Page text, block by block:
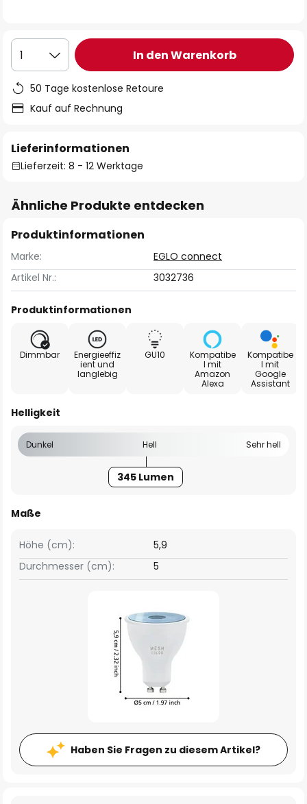
1 In den Warenkorb
50 Tage kostenlose Retoure
Kauf auf Rechnung
Lieferinformationen
Lieferzeit: 8 - 12 Werktage
Ähnliche Produkte entdecken
Produktinformationen
Marke:
EGLO connect
Artikel Nr.:
3032736
Produktinformationen
Dimmbar
Energieeffiz
ient und
langlebig
GU10
Kompatibe
l mit
Amazon
Alexa
Kompatibe
l mit
Google
Assistant
Helligkeit
Dunkel Hell Sehr hell
345 Lumen
Maße
Höhe (cm):
5,9
Durchmesser (cm):
5
Haben Sie Fragen zu diesem Artikel?